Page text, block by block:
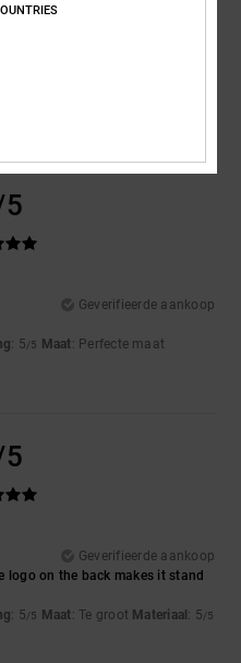
Geverifieerde aankoop
: 5/5 Maat: Perfecte maat
Geverifieerde aankoop
logo on the back makes it stand
: 5/5 Maat: Te groot Materiaal : 5/5